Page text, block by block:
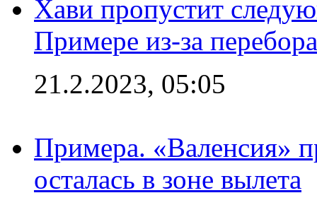
Хави пропустит
Примере из-за
21.2.2023, 05:05
Примера. «Валенсия»
осталась в зоне вылета